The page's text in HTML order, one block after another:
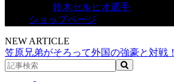
鈴木セルヒオ選手
ショップページ
NEW ARTICLE
笠原兄弟がそろって外国の強豪と対戦！